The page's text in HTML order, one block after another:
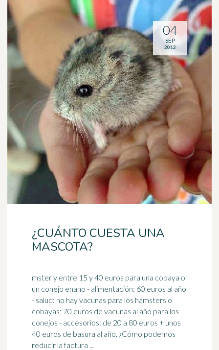
¿CUÁNTO CUESTA UNA
MASCOTA?
mster y entre 15 y 40 euros para una cobaya o
un conejo enano - alimentación: 60 euros al año
- salud: no hay vacunas para los hámsters o
cobayas; 70 euros de vacunas al año para los
conejos - accesorios: de 20 a 80 euros + unos
40 euros de basura al año. ¿Cómo podemos
reducir la factura ...
04
SEP
2012